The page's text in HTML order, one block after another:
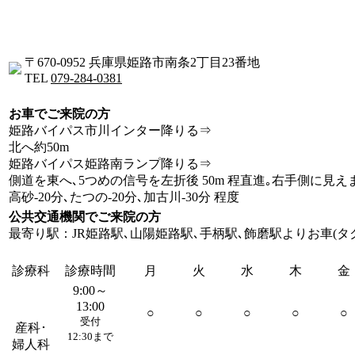
〒670-0952 兵庫県姫路市南条2丁目23番地
TEL 079-284-0381
お車でご来院の方
姫路バイパス市川インター降りる⇒
北へ約50m
姫路バイパス姫路南ランプ降りる⇒
側道を東へ､5つめの信号を左折後 50m 程直進｡右手側に見え
高砂-20分､たつの-20分､加古川-30分 程度
公共交通機関でご来院の方
最寄り駅：JR姫路駅､山陽姫路駅､手柄駅､飾磨駅よりお車(タ
診療科 診療時間 月 火 水 木 金
産科･
婦人科
9:00～
13:00
受付
12:30まで
○ ○ ○ ○ ○